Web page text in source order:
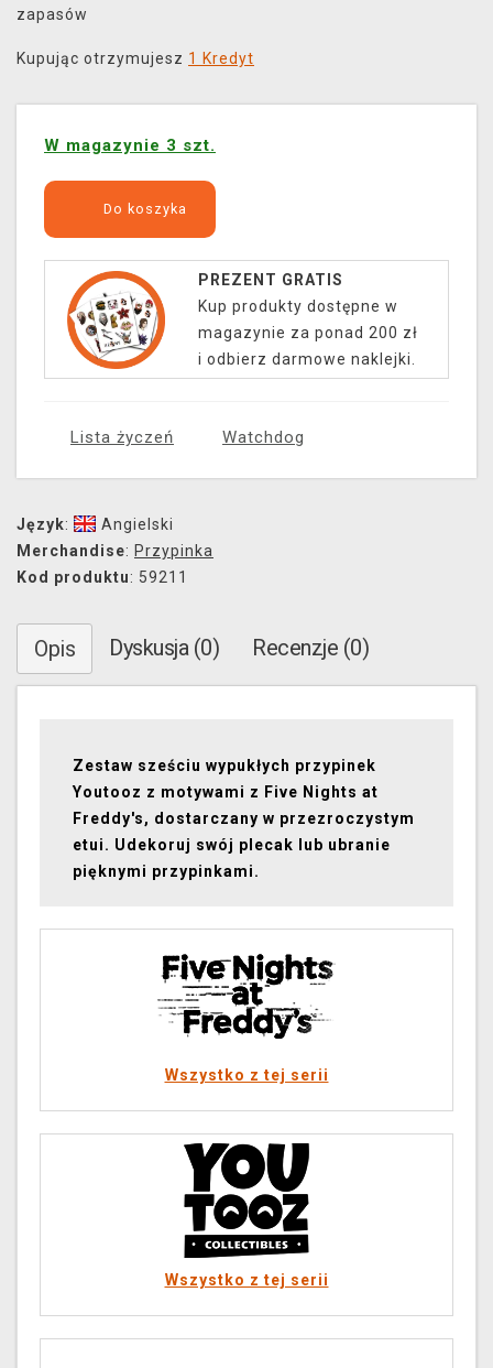
zapasów
Kupując otrzymujesz 1 Kredyt
W magazynie 3 szt.
Do koszyka
PREZENT GRATIS
Kup produkty dostępne w
magazynie za ponad 200 zł
i odbierz darmowe naklejki.
Lista życzeń Watchdog
Język:
Angielski
Merchandise: Przypinka
Kod produktu: 59211
Opis Dyskusja (0) Recenzje (0)
Zestaw sześciu wypukłych przypinek
Youtooz z motywami z Five Nights at
Freddy's, dostarczany w przezroczystym
etui. Udekoruj swój plecak lub ubranie
pięknymi przypinkami.
Wszystko z tej serii
Wszystko z tej serii